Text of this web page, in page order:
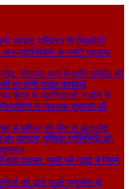
आफत, पतिलार के मिश्रौली
के प्रति गहराया
चौतरवा थाने में शांति समिति की
पर होगी सख्त कार्रवाई
केंद्र में जलनिकासी न होने से
ने व्यवस्था सुधारने की
में महिला की मौत से आक्रोश
आगाज, मुखिया प्रतिनिधि डॉ.
हादसा, पानी भरे गड्ढे में गिरने
को ढोने वाली एम्बुलेंस से